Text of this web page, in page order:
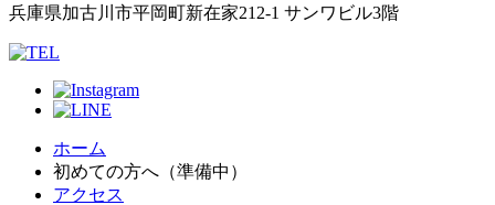
兵庫県加古川市平岡町新在家212-1 サンワビル3階
ホーム
初めての方へ（準備中）
アクセス